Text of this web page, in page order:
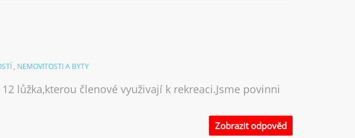
, NEMOVITOSTI A BYTY
lůžka,kterou členové využivají k rekreaci.Jsme povinni
Zobrazit odpověd